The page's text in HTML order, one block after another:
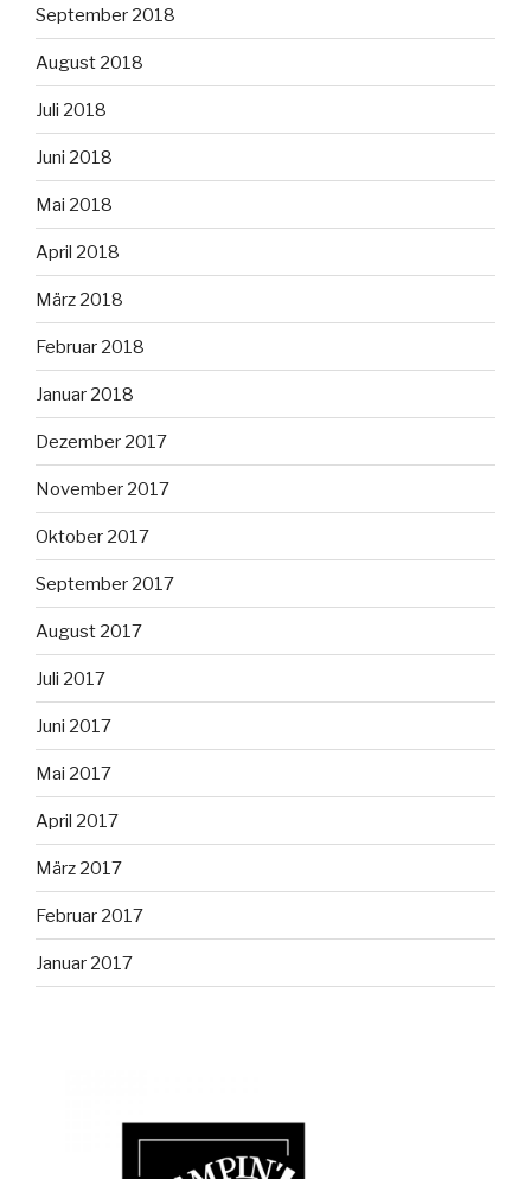
September 2018
August 2018
Juli 2018
Juni 2018
Mai 2018
April 2018
März 2018
Februar 2018
Januar 2018
Dezember 2017
November 2017
Oktober 2017
September 2017
August 2017
Juli 2017
Juni 2017
Mai 2017
April 2017
März 2017
Februar 2017
Januar 2017